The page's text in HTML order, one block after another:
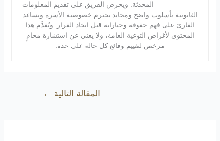
المحدثة. ويحرص الفريق على تقديم المعلومات
القانونية بأسلوب واضح ومحايد يحترم خصوصية الأسرة ويساعد
القارئ على فهم حقوقه وخياراته قبل اتخاذ القرار. ويُقدَّم هذا
المحتوى لأغراض التوعية العامة، ولا يغني عن استشارة محامٍ
مرخص لتقييم وقائع كل حالة على حدة.
المقالة التالية ←